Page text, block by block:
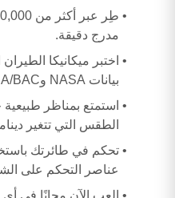
مدرج دقيقة.
اختبر ميكانيكا
بيانات NASA وNACA/BAC للتحكم الفائق الواقعية.
استمتع بمناظر
الطقس التي تتغير
تحكم في طائرتك
عناصر التحكم على